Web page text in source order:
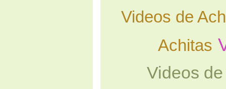
Videos de
Achitas
Videos